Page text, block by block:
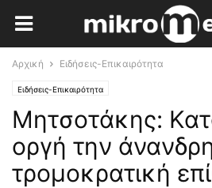
Αρχική Ειδήσεις-Επικαιρότητα
Ειδήσεις-Επικαιρότητα
Μητσοτάκης:
οργή την
τρομοκρατική